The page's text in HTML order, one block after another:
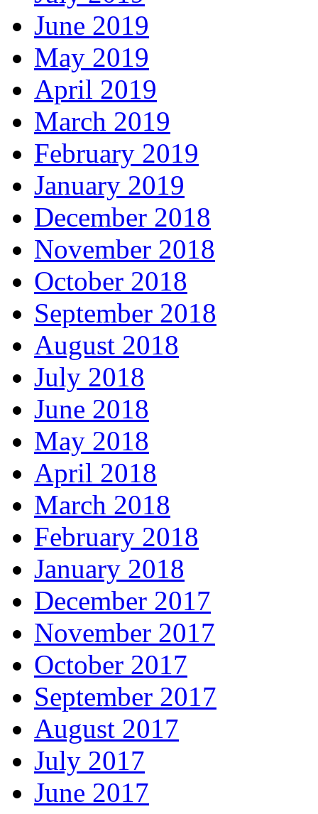
June 2019
May 2019
April 2019
March 2019
February 2019
January 2019
December 2018
November 2018
October 2018
September 2018
August 2018
July 2018
June 2018
May 2018
April 2018
March 2018
February 2018
January 2018
December 2017
November 2017
October 2017
September 2017
August 2017
July 2017
June 2017